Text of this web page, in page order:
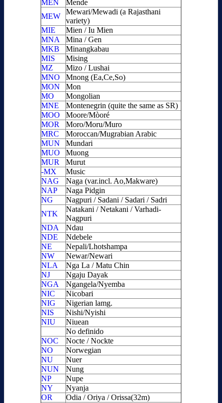
MEN
Mende
MEW
Mewari/Mewadi (a Rajasthani
variety)
MIE
Mien / Iu Mien
MNA
Mina / Gen
MKB
Minangkabau
MIS
Mising
MZ
Mizo / Lushai
MNO
Mnong (Ea,Ce,So)
MON
Mon
MO
Mongolian
MNE
Montenegrin (quite the same as SR)
MOO
Moore/Mòoré
MOR
Moro/Moru/Muro
MRC
Moroccan/Mugrabian Arabic
MUN
Mundari
MUO
Muong
MUR
Murut
-MX
Music
NAG
Naga (var.incl. Ao,Makware)
NAP
Naga Pidgin
NG
Nagpuri / Sadani / Sadari / Sadri
NTK
Natakani / Netakani / Varhadi-
Nagpuri
NDA
Ndau
NDE
Ndebele
NE
Nepali/Lhotshampa
NW
Newar/Newari
NLA
Nga La / Matu Chin
NJ
Ngaju Dayak
NGA
Ngangela/Nyemba
NIC
Nicobari
NIG
Nigerian lamg.
NIS
Nishi/Nyishi
NIU
Niuean
No definido
NOC
Nocte / Nockte
NO
Norwegian
NU
Nuer
NUN
Nung
NP
Nupe
NY
Nyanja
OR
Odia / Oriya / Orissa(32m)